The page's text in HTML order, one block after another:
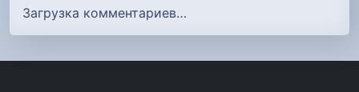
Загрузка комментариев…